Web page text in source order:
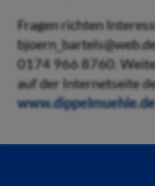
Fragen richten
0174 966 8760.
auf der Internetseite
www.dippelmuehle.de